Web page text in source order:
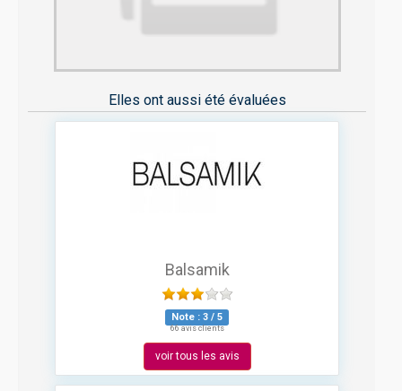
Elles ont aussi été évaluées
Balsamik
Note : 3 / 5
66 avis clients
voir tous les avis